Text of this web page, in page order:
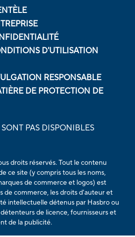
D'UTILISATION
RESPONSABLE
DE PROTECTION DE
PAS DISPONIBLES
droits réservés. Tout le contenu
ce site (y compris tous les noms,
de commerce et logos) est
de commerce, les droits d'auteur et
intellectuelle détenus par Hasbro ou
de licence, fournisseurs et
de la publicité.